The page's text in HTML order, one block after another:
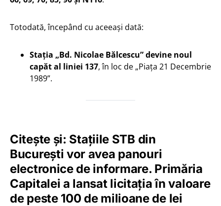
Totodată, începând cu aceeași dată:
Stația „Bd. Nicolae Bălcescu” devine noul
capăt al liniei 137, în loc de „Piața 21 Decembrie
1989”.
Citește și: Stațiile STB din
București vor avea panouri
electronice de informare. Primăria
Capitalei a lansat licitația în valoare
de peste 100 de milioane de lei